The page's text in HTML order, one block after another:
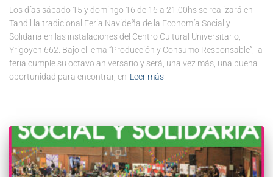
Los días sábado 15 y domingo 16 de 16 a 21.00hs se realizará en
Tandil la tradicional Feria Navideña de la Economía Social y
Solidaria en las instalaciones del Centro Cultural Universitario,
Yrigoyen 662. Bajo el lema “Producción y Consumo Responsable”, la
feria cumple su octavo aniversario y será, una vez más, una buena
oportunidad para encontrar, en Leer más